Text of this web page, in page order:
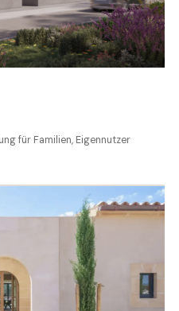
für Familien, Eigennutzer